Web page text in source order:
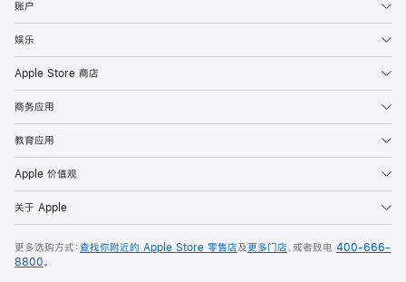
账户
娱乐
Apple Store 商店
商务应用
教育应用
Apple 价值观
关于 Apple
更多选购方式：查找你附近的 Apple Store 零售店及更多门店，或者致电 400-666-
8800。